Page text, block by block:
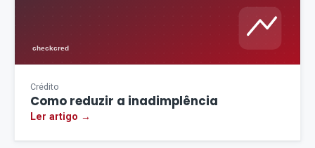
Crédito
Como reduzir a inadimplência
Ler artigo →